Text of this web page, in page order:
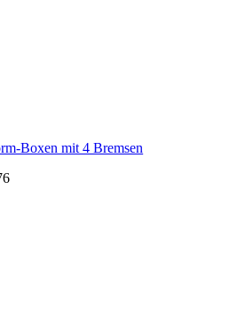
Boxen mit 4 Bremsen